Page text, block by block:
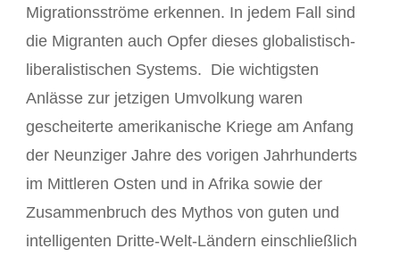
Migrationsströme erkennen. In jedem Fall sind
die Migranten auch Opfer dieses globalistisch-
liberalistischen Systems. Die wichtigsten
Anlässe zur jetzigen Umvolkung waren
gescheiterte amerikanische Kriege am Anfang
der Neunziger Jahre des vorigen Jahrhunderts
im Mittleren Osten und in Afrika sowie der
Zusammenbruch des Mythos von guten und
intelligenten Dritte-Welt-Ländern einschließlich